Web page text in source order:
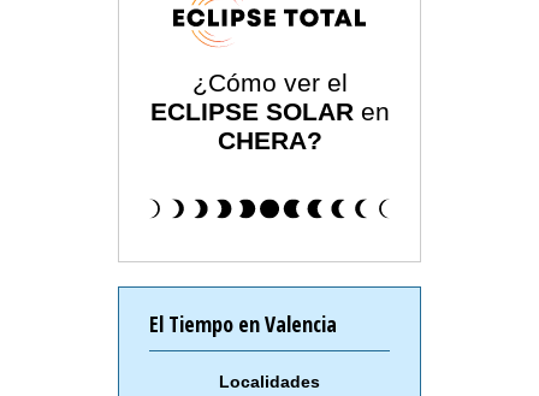
¿Cómo ver el
ECLIPSE SOLAR en
CHERA?
El Tiempo en Valencia
Localidades